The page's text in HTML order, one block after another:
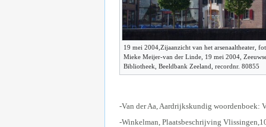
19 mei 2004,Zijaanzicht van het arsenaaltheater,
Mieke Meijer-van der Linde, 19 mei 2004,
Bibliotheek, Beeldbank Zeeland, recordnr. 80855
-Van der Aa, Aardrijkskundig woordenboek:
-Winkelman, Plaatsbeschrijving